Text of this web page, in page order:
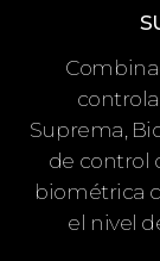
Suprema,
de control
biométrica
el nivel